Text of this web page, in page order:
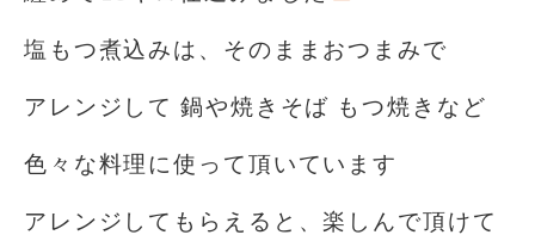
塩もつ煮込みは、そのままおつまみで
アレンジして 鍋や焼きそば もつ焼きなど
色々な料理に使って頂いています
アレンジしてもらえると、楽しんで頂けて